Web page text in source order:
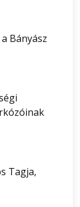
Bányász
Tagja,